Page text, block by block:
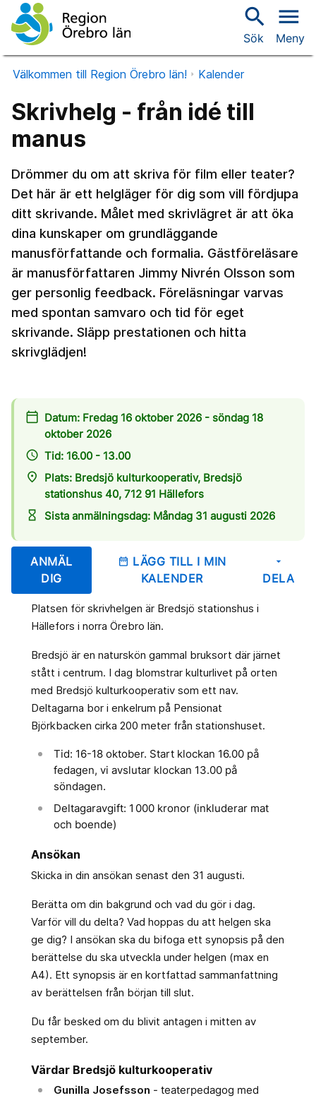
search
Sök
menu
Meny
Välkommen till Region Örebro län! Kalender
Skrivhelg - från idé till
manus
Drömmer du om att skriva för film eller teater?
Det här är ett helgläger för dig som vill fördjupa
ditt skrivande. Målet med skrivlägret är att öka
dina kunskaper om grundläggande
manusförfattande och formalia. Gästföreläsare
är manusförfattaren Jimmy Nivrén Olsson som
ger personlig feedback. Föreläsningar varvas
med spontan samvaro och tid för eget
skrivande. Släpp prestationen och hitta
skrivglädjen!
calendar_today Datum: Fredag 16 oktober 2026 - söndag 18
oktober 2026
access_time Tid: 16.00 - 13.00
place
Plats: Bredsjö kulturkooperativ, Bredsjö
stationshus 40, 712 91 Hällefors
hourglass_empty
Sista anmälningsdag: Måndag 31 augusti 2026
ANMÄL
DIG
date_range LÄGG TILL I MIN
KALENDER
arrow_drop_down
DELA
Platsen för skrivhelgen är Bredsjö stationshus i
Hällefors i norra Örebro län.
Bredsjö är en naturskön gammal bruksort där järnet
stått i centrum. I dag blomstrar kulturlivet på orten
med Bredsjö kulturkooperativ som ett nav.
Deltagarna bor i enkelrum på Pensionat
Björkbacken cirka 200 meter från stationshuset.
Tid: 16-18 oktober. Start klockan 16.00 på
fedagen, vi avslutar klockan 13.00 på
söndagen.
Deltagaravgift: 1 000 kronor (inkluderar mat
och boende)
Ansökan
Skicka in din ansökan senast den 31 augusti.
Berätta om din bakgrund och vad du gör i dag.
Varför vill du delta? Vad hoppas du att helgen ska
ge dig? I ansökan ska du bifoga ett synopsis på den
berättelse du ska utveckla under helgen (max en
A4). Ett synopsis är en kortfattad sammanfattning
av berättelsen från början till slut.
Du får besked om du blivit antagen i mitten av
september.
Värdar Bredsjö kulturkooperativ
Gunilla Josefsson - teaterpedagog med